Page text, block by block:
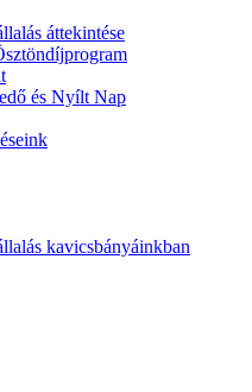
áttekintése
és Nyílt Nap
kavicsbányáinkban